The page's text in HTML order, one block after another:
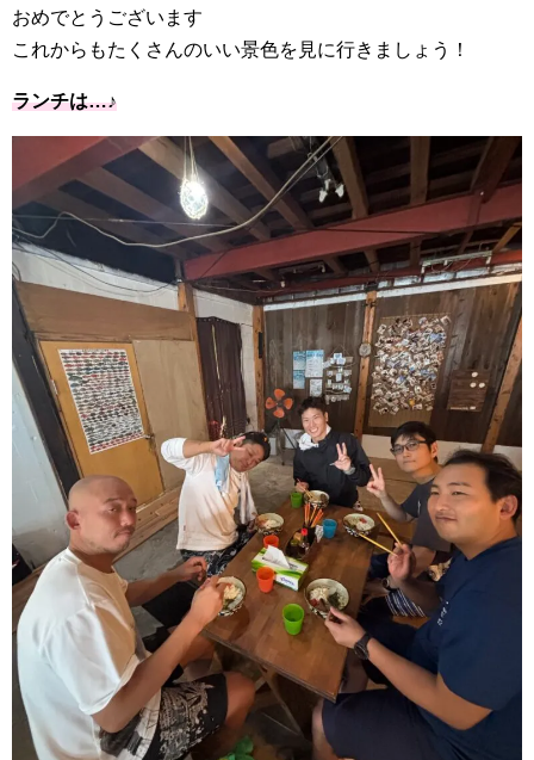
おめでとうございます
これからもたくさんのいい景色を見に行きましょう！
ランチは…♪